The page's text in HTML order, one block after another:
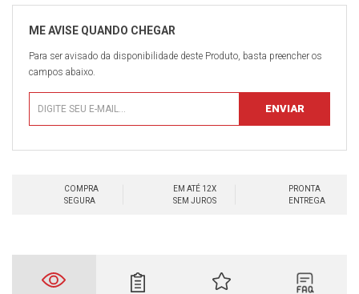
Para ser avisado da disponibilidade deste Produto, basta preencher os
campos abaixo.
COMPRA
SEGURA
EM ATÉ 12X
SEM JUROS
PRONTA
ENTREGA